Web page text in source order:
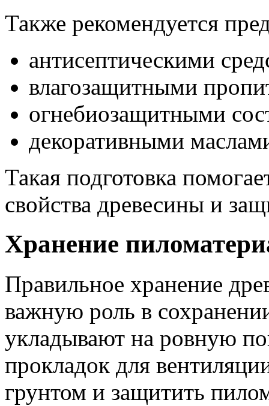
Также рекомендуется
антисептическими
влагозащитными
огнебиозащитными
декоративными
Такая подготовка
свойства древесины и
Хранение
Правильное хранение
важную роль в
укладывают на ровную
прокладок для
грунтом и защитить